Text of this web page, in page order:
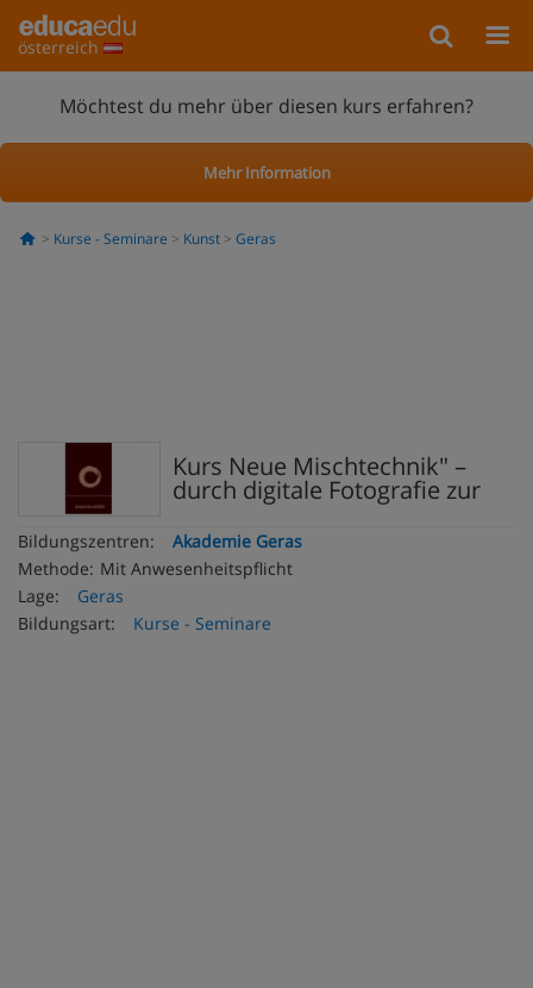
österreich
Möchtest du mehr über diesen kurs erfahren?
Mehr Information
Kurse - Seminare Kunst Geras
Kurs Neue Mischtechnik" –
durch digitale Fotografie zur
Bildungszentren:
Akademie Geras
Methode: Mit Anwesenheitspflicht
Lage:
Geras
Bildungsart:
Kurse - Seminare